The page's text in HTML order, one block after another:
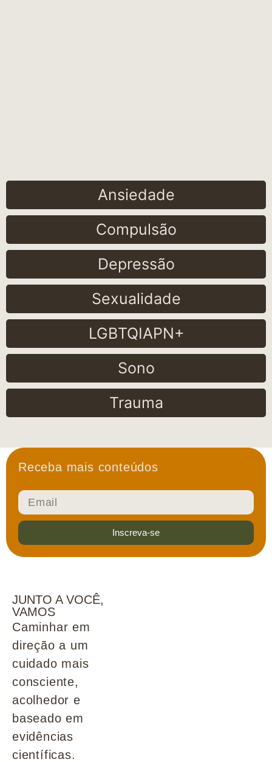
Ansiedade
Compulsão
Depressão
Sexualidade
LGBTQIAPN+
Sono
Trauma
Receba mais conteúdos
Inscreva-se
JUNTO A VOCÊ,
VAMOS
Caminhar em
direção a um
cuidado mais
consciente,
acolhedor e
baseado em
evidências
científicas.